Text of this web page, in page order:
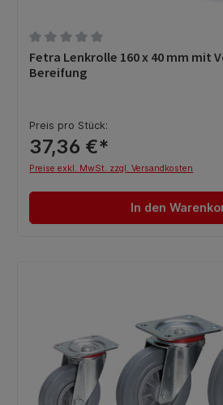
Durchschnittliche Bewertung von 0
Fetra Lenkrolle 160 x 40 mm mit
Bereifung
Preis pro Stück:
37,36 €*
Preise exkl. MwSt. zzgl. Versandkosten
In den